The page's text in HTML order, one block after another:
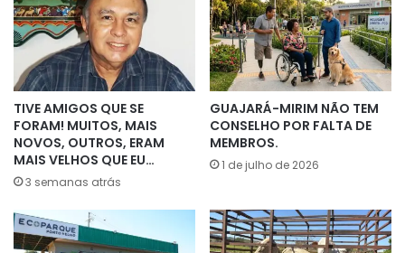
TIVE AMIGOS QUE SE
FORAM! MUITOS, MAIS
NOVOS, OUTROS, ERAM
MAIS VELHOS QUE EU…
3 semanas atrás
GUAJARÁ-MIRIM NÃO TEM
CONSELHO POR FALTA DE
MEMBROS.
1 de julho de 2026